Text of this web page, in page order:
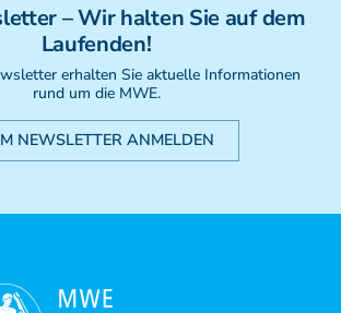
Zusatzkurse
am Gerät
Taping
Neuroscience Education
– Wir halten Sie auf dem
Laufenden!
erhalten Sie aktuelle Informationen
rund um die MWE.
NEWSLETTER ANMELDEN